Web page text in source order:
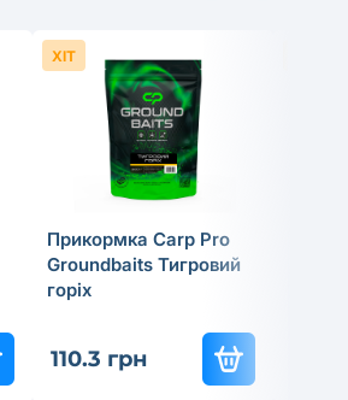
Прикормка Carp Pro
Groundbaits Тигровий
горiх
110.3 грн
ХІТ